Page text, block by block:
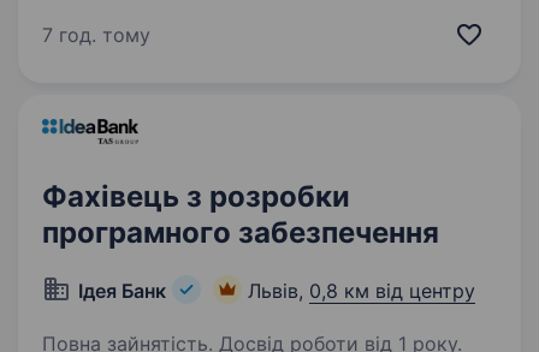
що працює на території Заходу України з 1990
кожен розуміє свою роль та завжди…
7 год. тому
Фахівець з розробки
програмного забезпечення
Ідея Банк Львів, 0,8 км від центру
Повна зайнятість. Досвід роботи від 1 року.